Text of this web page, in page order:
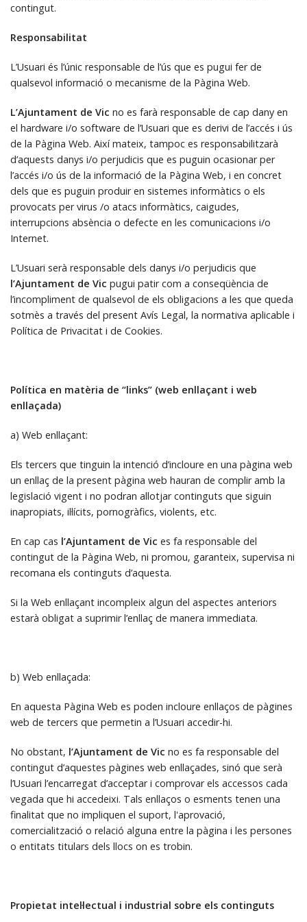
contingut.
Responsabilitat
L’Usuari és l’únic responsable de l’ús que es pugui fer de
qualsevol informació o mecanisme de la Pàgina Web.
L’Ajuntament de Vic no es farà responsable de cap dany en
el hardware i/o software de l’Usuari que es derivi de l’accés i ús
de la Pàgina Web. Així mateix, tampoc es responsabilitzarà
d’aquests danys i/o perjudicis que es puguin ocasionar per
l’accés i/o ús de la informació de la Pàgina Web, i en concret
dels que es puguin produir en sistemes informàtics o els
provocats per virus /o atacs informàtics, caigudes,
interrupcions absència o defecte en les comunicacions i/o
Internet.
L’Usuari serà responsable dels danys i/o perjudicis que
l’Ajuntament de Vic pugui patir com a conseqüència de
l’incompliment de qualsevol de els obligacions a les que queda
sotmès a través del present Avís Legal, la normativa aplicable i
Política de Privacitat i de Cookies.
Política en matèria de “links” (web enllaçant i web
enllaçada)
a) Web enllaçant:
Els tercers que tinguin la intenció d’incloure en una pàgina web
un enllaç de la present pàgina web hauran de complir amb la
legislació vigent i no podran allotjar continguts que siguin
inapropiats, il·lícits, pornogràfics, violents, etc.
En cap cas l’Ajuntament de Vic es fa responsable del
contingut de la Pàgina Web, ni promou, garanteix, supervisa ni
recomana els continguts d’aquesta.
Si la Web enllaçant incompleix algun del aspectes anteriors
estarà obligat a suprimir l’enllaç de manera immediata.
b) Web enllaçada:
En aquesta Pàgina Web es poden incloure enllaços de pàgines
web de tercers que permetin a l’Usuari accedir-hi.
No obstant, l’Ajuntament de Vic no es fa responsable del
contingut d’aquestes pàgines web enllaçades, sinó que serà
l’Usuari l’encarregat d’acceptar i comprovar els accessos cada
vegada que hi accedeixi. Tals enllaços o esments tenen una
finalitat que no impliquen el suport, l'aprovació,
comercialització o relació alguna entre la pàgina i les persones
o entitats titulars dels llocs on es trobin.
Propietat intel·lectual i industrial sobre els continguts